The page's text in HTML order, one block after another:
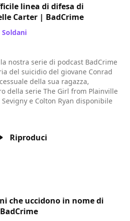
linea di difesa di
Carter | BadCrime
Soldani
nostra serie di podcast BadCrime
del suicidio del giovane Conrad
della sua ragazza,
della serie The Girl from Plainville
e Colton Ryan disponibile
Riproduci
che uccidono in nome di
BadCrime